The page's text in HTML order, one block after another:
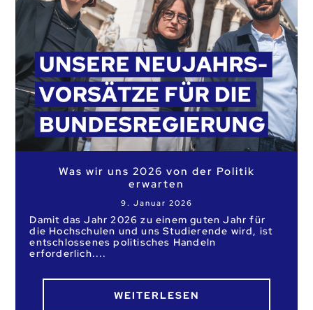
Was wir uns 2026 von der Politik
erwarten
9. Januar 2026
Damit das Jahr 2026 zu einem guten Jahr für
die Hochschulen und uns Studierende wird, ist
entschlossenes politisches Handeln
erforderlich.
WEITERLESEN